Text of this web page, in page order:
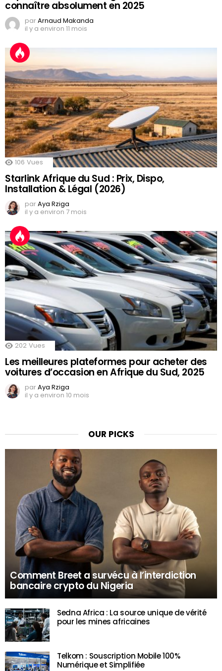
connaître absolument en 2025
parArnaud Makanda
il y a environ 11 mois
106 Vues
Starlink Afrique du Sud : Prix, Dispo,
Installation & Légal (2026)
parAya Rziga
il y a environ 7 mois
202 Vues
Les meilleures plateformes pour acheter des
voitures d’occasion en Afrique du Sud, 2025
parAya Rziga
il y a environ 10 mois
OUR PICKS
Comment Breet a survécu à l’interdiction
bancaire crypto du Nigeria
Sedna Africa : La source unique de vérité
pour les mines africaines
Telkom : Souscription Mobile 100%
Numérique et Simplifiée